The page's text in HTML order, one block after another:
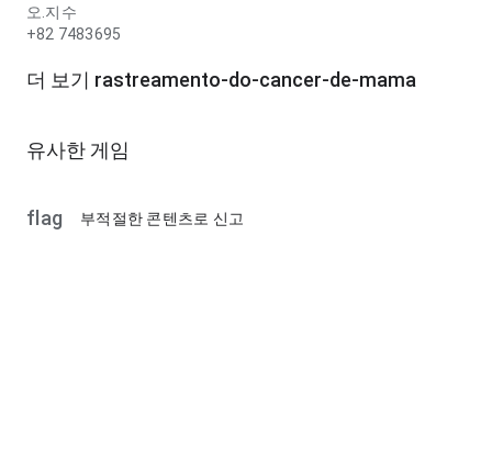
오.지수
+82 7483695
더 보기 rastreamento-do-cancer-de-mama
유사한 게임
flag 부적절한 콘텐츠로 신고